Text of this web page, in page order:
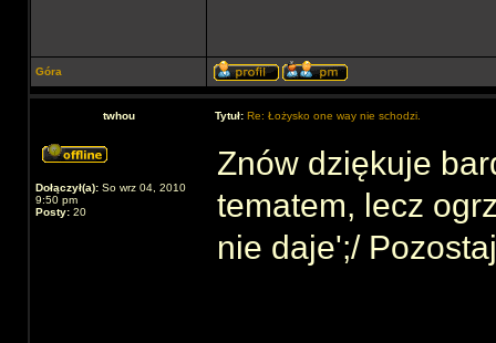
Góra
twhou Tytuł: Re: Łożysko one way nie schodzi.
Dołączył(a): So wrz 04, 2010
9:50 pm
Posty: 20
Znów dziękuje
tematem, lecz
nie daje';/